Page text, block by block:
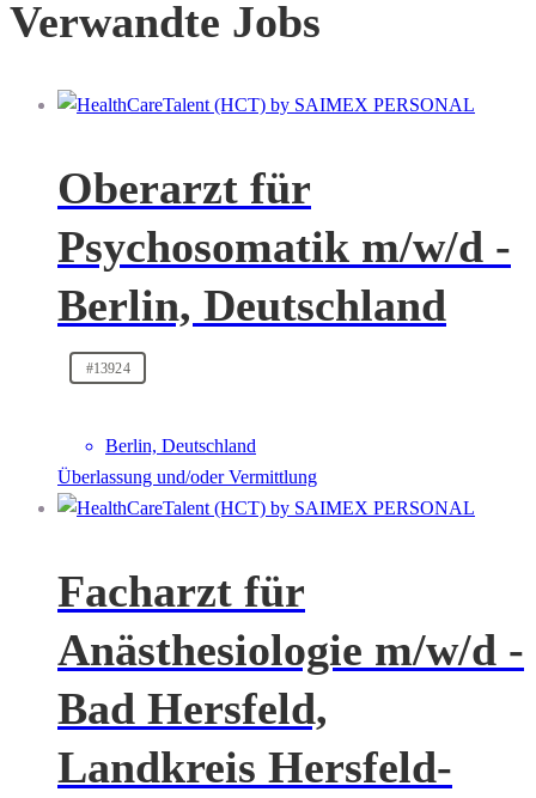
Verwandte Jobs
Oberarzt für
Psychosomatik m/w/d -
Berlin, Deutschland
#13924
Berlin, Deutschland
Überlassung und/oder Vermittlung
Facharzt für
Anästhesiologie m/w/d -
Bad Hersfeld,
Landkreis Hersfeld-